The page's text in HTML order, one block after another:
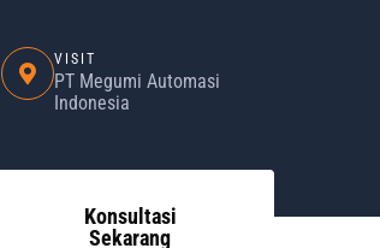
VISIT
PT Megumi Automasi
Indonesia
Konsultasi
Sekarang